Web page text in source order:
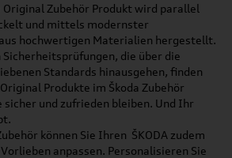
Original Zubehör Produkt wird parallel
und mittels modernster
hochwertigen Materialien hergestellt.
die über die
Standards hinausgehen, finden
Produkte im Škoda Zubehör
und zufrieden bleiben. Und Ihr
können Sie Ihren ŠKODA zudem
anpassen. Personalisieren Sie